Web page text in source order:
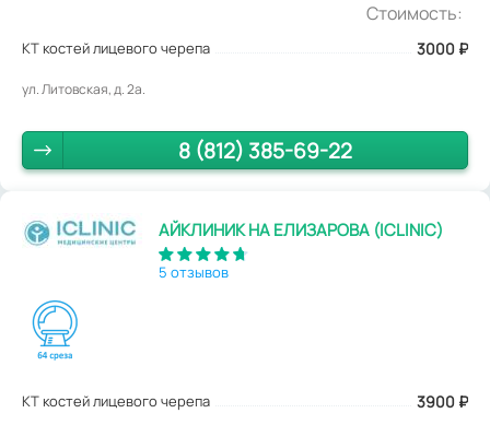
Стоимость:
КТ костей лицевого черепа 3000 ₽
ул. Литовская, д. 2а.
8 (812) 385-69-22
АЙКЛИНИК НА ЕЛИЗАРОВА (ICLINIC)
5 отзывов
КТ костей лицевого черепа 3900 ₽